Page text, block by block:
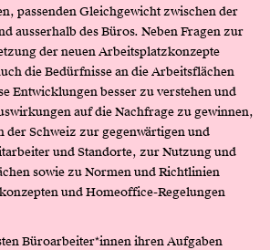
passenden Gleichgewicht zwischen der
ausserhalb des Büros. Neben Fragen zur
der neuen Arbeitsplatzkonzepte
die Bedürfnisse an die Arbeitsflächen
Entwicklungen besser zu verstehen und
auf die Nachfrage zu gewinnen,
der Schweiz zur gegenwärtigen und
und Standorte, zur Nutzung und
sowie zu Normen und Richtlinien
und Homeoffice-Regelungen
Büroarbeiter*innen ihren Aufgaben